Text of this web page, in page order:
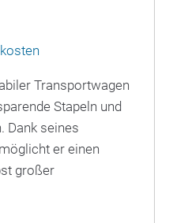
Transportwagen
Stapeln und
Dank seines
er einen
großer